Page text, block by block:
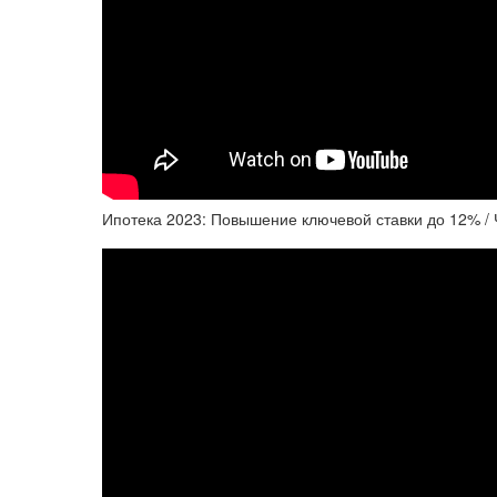
Ипотека 2023: Повышение ключевой ставки до 12%